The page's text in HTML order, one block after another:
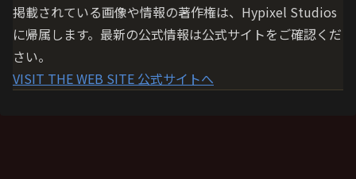
掲載されている画像や情報の著作権は、Hypixel Studios
に帰属します。最新の公式情報は公式サイトをご確認くだ
さい。
VISIT THE WEB SITE 公式サイトへ